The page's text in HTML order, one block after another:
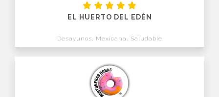
EL HUERTO DEL EDÉN
Desayunos, Mexicana, Saludable